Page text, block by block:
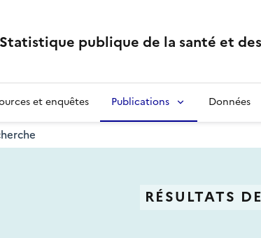
Statistique publique de la santé et
et enquêtes Publications Données
RÉSULTATS